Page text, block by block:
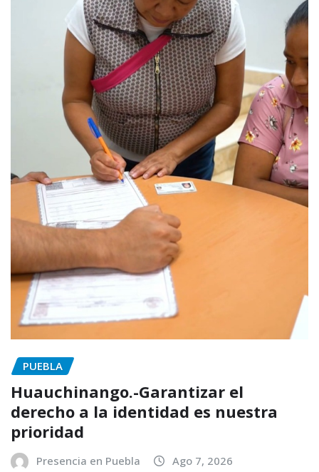
PUEBLA
Huauchinango.-Garantizar el
derecho a la identidad es nuestra
prioridad
Presencia en Puebla Ago 7, 2026